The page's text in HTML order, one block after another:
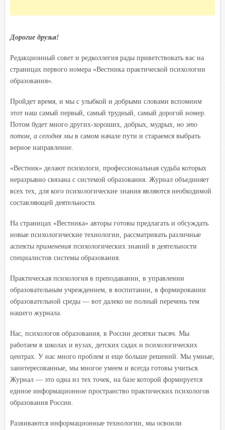
Дорогие друзья!
Редакционный совет и редколлегия рады приветствовать вас на
страницах первого номера «Вестника практической психологии
образования».
Пройдет время, и мы с улыбкой и добрыми словами вспомним
этот наш самый первый, самый трудный, самый дорогой номер.
Потом будет много других-хороших, добрых, мудрых, но это
потом, а сегодня мы в самом начале пути и стараемся выбрать
верное направление.
«Вестник» делают психологи, профессиональная судьба которых
неразрывно связана с системой образования. Журнал объединяет
всех тех, для кого психологические знания являются необходимой
составляющей деятельности.
На страницах «Вестника» авторы готовы предлагать и обсуждать
новые психологические технологии, рассматривать различные
аспекты применения психологических знаний в деятельности
специалистов системы образования.
Практическая психология в преподавании, в управлении
образовательным учреждением, в воспитании, в формировании
образовательной среды — вот далеко не полный перечень тем
нашего журнала.
Нас, психологов образования, в России десятки тысяч. Мы
работаем в школах и вузах, детских садах и психологических
центрах. У нас много проблем и еще больше решений. Мы умные,
заинтересованные, мы многое умеем и всегда готовы учиться.
Журнал — это одна из тех точек, на базе которой формируется
единое информационное пространство практических психологов
образования России.
Развиваются информационные технологии, мы освоили